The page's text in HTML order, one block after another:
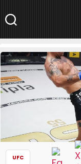
NaszeMMA.pl»
szykuje się do
UFC